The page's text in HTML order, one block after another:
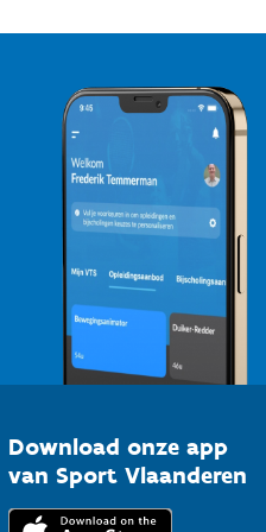
Download onze app
van Sport Vlaanderen